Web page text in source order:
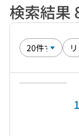
検索結果